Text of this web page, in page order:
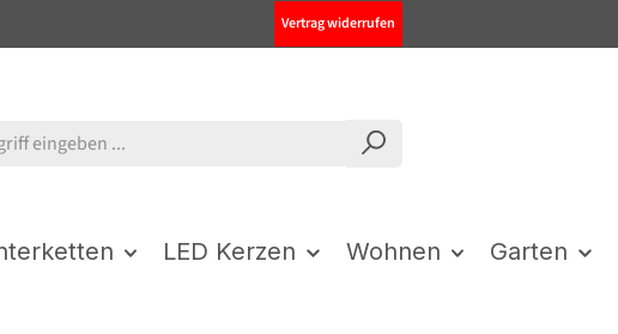
Vertrag widerrufen
LED Kerzen Wohnen Garten